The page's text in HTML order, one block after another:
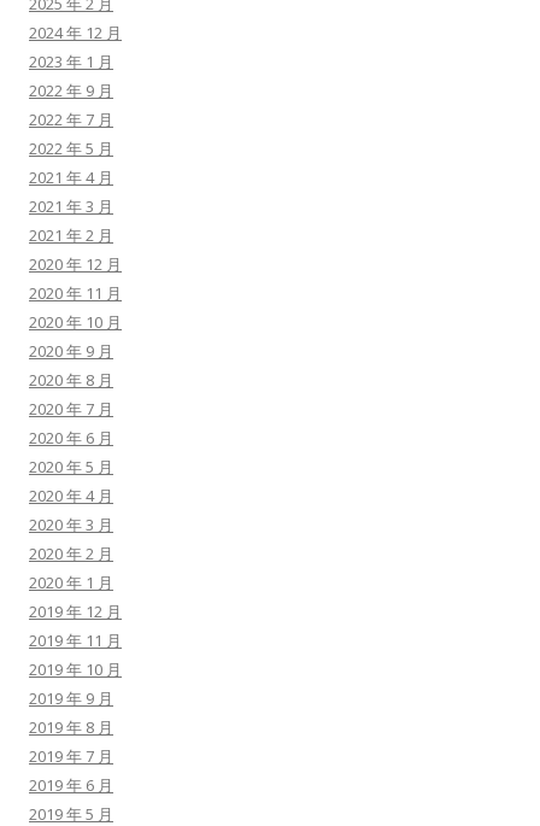
2024 年 12 月
2023 年 1 月
2022 年 9 月
2022 年 7 月
2022 年 5 月
2021 年 4 月
2021 年 3 月
2021 年 2 月
2020 年 12 月
2020 年 11 月
2020 年 10 月
2020 年 9 月
2020 年 8 月
2020 年 7 月
2020 年 6 月
2020 年 5 月
2020 年 4 月
2020 年 3 月
2020 年 2 月
2020 年 1 月
2019 年 12 月
2019 年 11 月
2019 年 10 月
2019 年 9 月
2019 年 8 月
2019 年 7 月
2019 年 6 月
2019 年 5 月